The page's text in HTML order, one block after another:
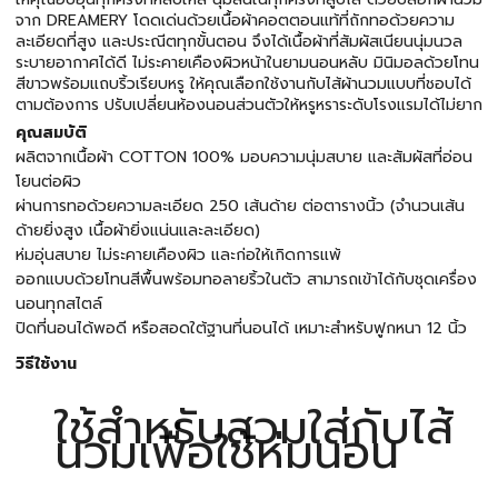
จาก DREAMERY โดดเด่นด้วยเนื้อผ้าคอตตอนแท้ที่ถักทอด้วยความ
ละเอียดที่สูง และประณีตทุกขั้นตอน จึงได้เนื้อผ้าที่สัมผัสเนียนนุ่มนวล
ระบายอากาศได้ดี ไม่ระคายเคืองผิวหน้าในยามนอนหลับ มินิมอลด้วยโทน
สีขาวพร้อมแถบริ้วเรียบหรู ให้คุณเลือกใช้งานกับไส้ผ้านวมแบบที่ชอบได้
ตามต้องการ ปรับเปลี่ยนห้องนอนส่วนตัวให้หรูหราระดับโรงแรมได้ไม่ยาก
คุณสมบัติ
ผลิตจากเนื้อผ้า COTTON 100% มอบความนุ่มสบาย และสัมผัสที่อ่อน
โยนต่อผิว
ผ่านการทอด้วยความละเอียด 250 เส้นด้าย ต่อตารางนิ้ว (จำนวนเส้น
ด้ายยิ่งสูง เนื้อผ้ายิ่งแน่นและละเอียด)
ห่มอุ่นสบาย ไม่ระคายเคืองผิว และก่อให้เกิดการแพ้
ออกแบบด้วยโทนสีพื้นพร้อมทอลายริ้วในตัว สามารถเข้าได้กับชุดเครื่อง
นอนทุกสไตล์
ปิดที่นอนได้พอดี หรือสอดใต้ฐานที่นอนได้ เหมาะสำหรับฟูกหนา 12 นิ้ว
วิธีใช้งาน
ใช้สำหรับสวมใส่กับไส้
นวมเพื่อใช้ห่มนอน